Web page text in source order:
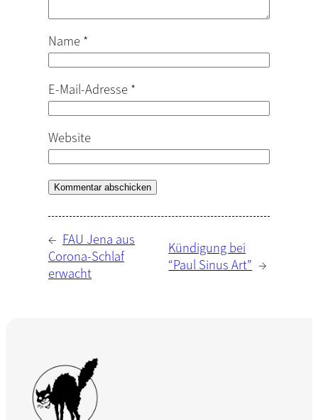
Name *
E-Mail-Adresse *
Website
← FAU Jena aus
Corona-Schlaf
erwacht
Kündigung bei
“Paul Sinus Art” →